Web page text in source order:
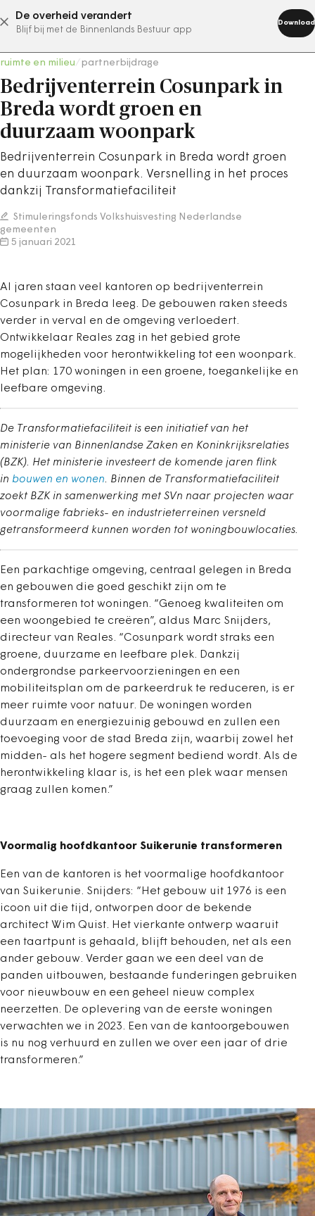
De overheid verandert
Blijf bij met de Binnenlands Bestuur app
Download
ruimte en milieu partnerbijdrage
Bedrijventerrein Cosunpark in
Breda wordt groen en
duurzaam woonpark
Bedrijventerrein Cosunpark in Breda wordt groen
en duurzaam woonpark. Versnelling in het proces
dankzij Transformatiefaciliteit
Stimuleringsfonds Volkshuisvesting Nederlandse
gemeenten
5 januari 2021
Al jaren staan veel kantoren op bedrijventerrein
Cosunpark in Breda leeg. De gebouwen raken steeds
verder in verval en de omgeving verloedert.
Ontwikkelaar Reales zag in het gebied grote
mogelijkheden voor herontwikkeling tot een woonpark.
Het plan: 170 woningen in een groene, toegankelijke en
leefbare omgeving.
De Transformatiefaciliteit is een initiatief van het
ministerie van Binnenlandse Zaken en Koninkrijksrelaties
(BZK). Het ministerie investeert de komende jaren flink
in bouwen en wonen. Binnen de Transformatiefaciliteit
zoekt BZK in samenwerking met SVn naar projecten waar
voormalige fabrieks- en industrieterreinen versneld
getransformeerd kunnen worden tot woningbouwlocaties.
Een parkachtige omgeving, centraal gelegen in Breda
en gebouwen die goed geschikt zijn om te
transformeren tot woningen. “Genoeg kwaliteiten om
een woongebied te creëren”, aldus Marc Snijders,
directeur van Reales. “Cosunpark wordt straks een
groene, duurzame en leefbare plek. Dankzij
ondergrondse parkeervoorzieningen en een
mobiliteitsplan om de parkeerdruk te reduceren, is er
meer ruimte voor natuur. De woningen worden
duurzaam en energiezuinig gebouwd en zullen een
toevoeging voor de stad Breda zijn, waarbij zowel het
midden- als het hogere segment bediend wordt. Als de
herontwikkeling klaar is, is het een plek waar mensen
graag zullen komen.”
Voormalig hoofdkantoor Suikerunie transformeren
Een van de kantoren is het voormalige hoofdkantoor
van Suikerunie. Snijders: “Het gebouw uit 1976 is een
icoon uit die tijd, ontworpen door de bekende
architect Wim Quist. Het vierkante ontwerp waaruit
een taartpunt is gehaald, blijft behouden, net als een
ander gebouw. Verder gaan we een deel van de
panden uitbouwen, bestaande funderingen gebruiken
voor nieuwbouw en een geheel nieuw complex
neerzetten. De oplevering van de eerste woningen
verwachten we in 2023. Een van de kantoorgebouwen
is nu nog verhuurd en zullen we over een jaar of drie
transformeren.”